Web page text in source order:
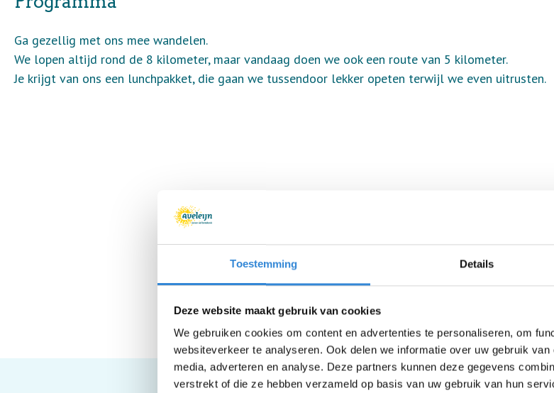
Toestemming Details
Deze website maakt gebruik van cookies
We gebruiken cookies om content en advertenties te personaliseren, om
websiteverkeer te analyseren. Ook delen we informatie over uw gebruik
media, adverteren en analyse. Deze partners kunnen deze gegevens
verstrekt of die ze hebben verzameld op basis van uw gebruik van hun
Ga gezellig met ons mee wandelen.
We lopen altijd rond de 8 kilometer, maar vandaag doen we ook een route van 5 kilometer.
Je krijgt van ons een lunchpakket, die gaan we tussendoor lekker opeten terwijl we even uitrusten.